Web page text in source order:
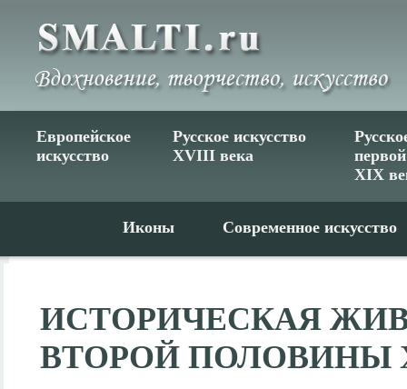
Европейское
искусство
Русское искусство
XVIII века
XIX
Иконы Современное искусство
ИСТОРИЧЕСКАЯ
ВТОРОЙ ПОЛОВИНЫ